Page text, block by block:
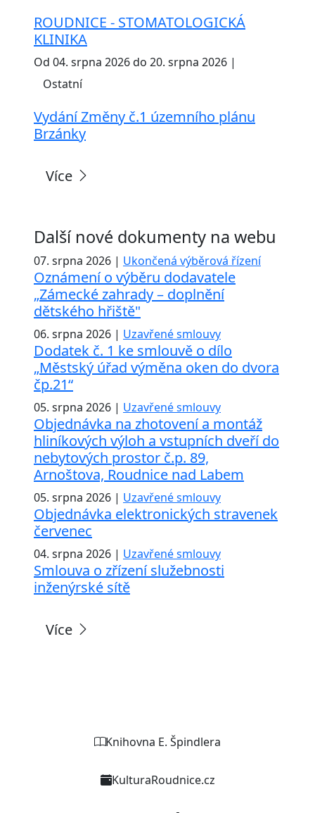
ROUDNICE - STOMATOLOGICKÁ
KLINIKA
Od 04. srpna 2026 do 20. srpna 2026 |
Ostatní
Vydání Změny č.1 územního plánu
Brzánky
Více
Další nové dokumenty na webu
07. srpna 2026 | Ukončená výběrová řízení
Oznámení o výběru dodavatele
„Zámecké zahrady – doplnění
dětského hřiště"
06. srpna 2026 | Uzavřené smlouvy
Dodatek č. 1 ke smlouvě o dílo
„Městský úřad výměna oken do dvora
čp.21“
05. srpna 2026 | Uzavřené smlouvy
Objednávka na zhotovení a montáž
hliníkových výloh a vstupních dveří do
nebytových prostor č.p. 89,
Arnoštova, Roudnice nad Labem
05. srpna 2026 | Uzavřené smlouvy
Objednávka elektronických stravenek
červenec
04. srpna 2026 | Uzavřené smlouvy
Smlouva o zřízení služebnosti
inženýrské sítě
Více
Knihovna E. Špindlera
KulturaRoudnice.cz